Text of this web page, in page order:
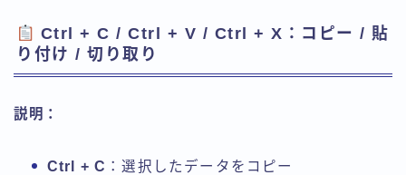
Ctrl + C / Ctrl + V / Ctrl + X：コピー / 貼
り付け / 切り取り
説明：
Ctrl + C ：選択したデータをコピー